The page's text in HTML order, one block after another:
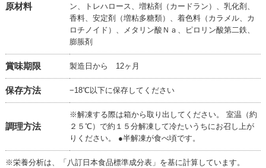
原材料
ン、トレハロース、増粘剤（カードラン）、乳化剤、
香料、安定剤（増粘多糖類）、着色料（カラメル、カ
ロチノイド）、メタリン酸Ｎａ、ピロリン酸第二鉄、
膨脹剤
賞味期限 製造日から 12ヶ月
保存方法 −18℃以下に保存してください
調理方法
※解凍する際は箱から取り出してください。 室温（約
２５℃）で約１５分解凍して冷たいうちにお召し上が
りください。 ●半解凍が食べ頃です。
※栄養分析は、「八訂日本食品標準成分表」を基に計算しています。